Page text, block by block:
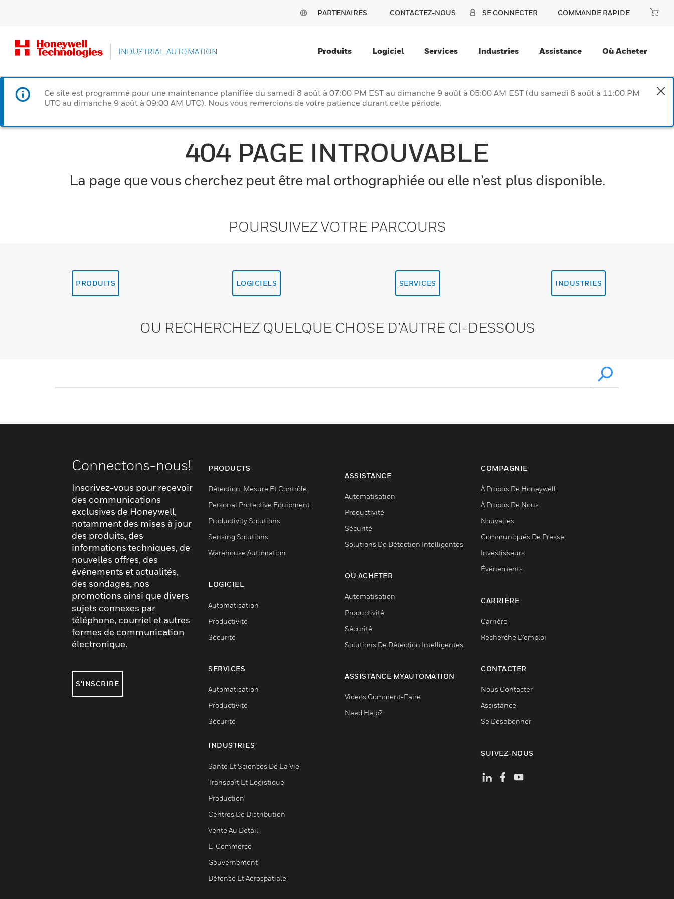
PARTENAIRES CONTACTEZ-NOUS SE CONNECTER COMMANDE RAPIDE
INDUSTRIAL AUTOMATION Produits Logiciel Services Industries Assistance Où Acheter
Ce site est programmé pour une maintenance planifiée du samedi 8 août à 07:00 PM EST au dimanche 9 août à 05:00 AM EST (du samedi 8 août à 11:00 PM
UTC au dimanche 9 août à 09:00 AM UTC). Nous vous remercions de votre patience durant cette période.
404 PAGE INTROUVABLE
La page que vous cherchez peut être mal orthographiée ou elle n’est plus disponible.
POURSUIVEZ VOTRE PARCOURS
PRODUITS LOGICIELS SERVICES INDUSTRIES
OU RECHERCHEZ QUELQUE CHOSE D’AUTRE CI-DESSOUS
Connectons-nous!
Inscrivez-vous pour recevoir
des communications
exclusives de Honeywell,
notamment des mises à jour
des produits, des
informations techniques, de
nouvelles offres, des
événements et actualités,
des sondages, nos
promotions ainsi que divers
sujets connexes par
téléphone, courriel et autres
formes de communication
électronique.
S'INSCRIRE
PRODUCTS
Détection, Mesure Et Contrôle
Personal Protective Equipment
Productivity Solutions
Sensing Solutions
Warehouse Automation
LOGICIEL
Automatisation
Productivité
Sécurité
SERVICES
Automatisation
Productivité
Sécurité
INDUSTRIES
Santé Et Sciences De La Vie
Transport Et Logistique
Production
Centres De Distribution
Vente Au Détail
E-Commerce
Gouvernement
Défense Et Aérospatiale
ASSISTANCE
Automatisation
Productivité
Sécurité
Solutions De Détection Intelligentes
OÙ ACHETER
Automatisation
Productivité
Sécurité
Solutions De Détection Intelligentes
ASSISTANCE MYAUTOMATION
Videos Comment-Faire
Need Help?
COMPAGNIE
À Propos De Honeywell
À Propos De Nous
Nouvelles
Communiqués De Presse
Investisseurs
Événements
CARRIÈRE
Carrière
Recherche D'emploi
CONTACTER
Nous Contacter
Assistance
Se Désabonner
SUIVEZ-NOUS